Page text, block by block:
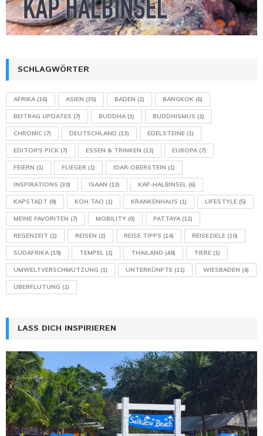
SCHLAGWÖRTER
AFRIKA(16) ASIEN (35) BADEN (2) BANGKOK (6)
BEITRAG UPDATES (7) BUDDHA(1) BUDDHISMUS (2)
CHRONIC (7) DEUTSCHLAND (13) EDELSTEINE (1)
EDITOR'S PICK (7) ESSEN & TRINKEN (13) EUROPA(7)
FEIERN (1) FLIEGER (1) IDAR-OBERSTEIN (1)
INSPIRATIONS (30) ISAAN (13) KAP-HALBINSEL (6)
KAPSTADT (8) KOH TAO (1) KRANKENHAUS (1) LIFESTYLE (5)
MEINE FAVORITEN (7) MOBILITY (6) PATTAYA(12)
REGENZEIT (2) REISEN (2) REISE TIPPS (14) REISEZIELE (10)
SÜDAFRIKA(19) TEMPEL (2) THAILAND (48) TIERE (1)
UMWELTVERSCHMUTZUNG (1) UNTERKÜNFTE (11) WIESBADEN (4)
ÜBERFLUTUNG (2)
LASS DICH INSPIRIEREN